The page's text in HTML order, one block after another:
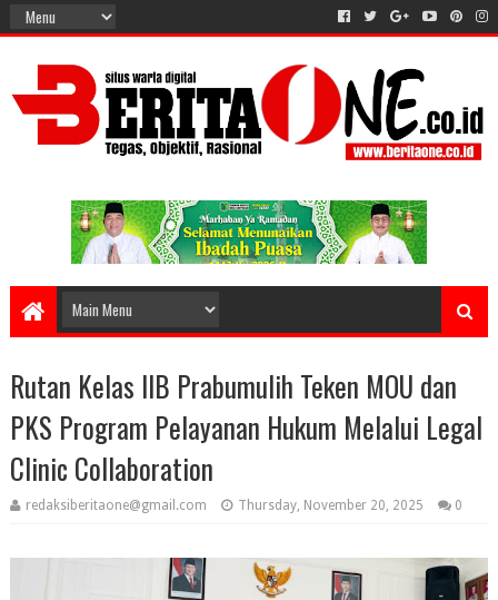
Rutan Kelas IIB Prabumulih Teken MOU dan
PKS Program Pelayanan Hukum Melalui Legal
Clinic Collaboration
redaksiberitaone@gmail.com Thursday, November 20, 2025 0